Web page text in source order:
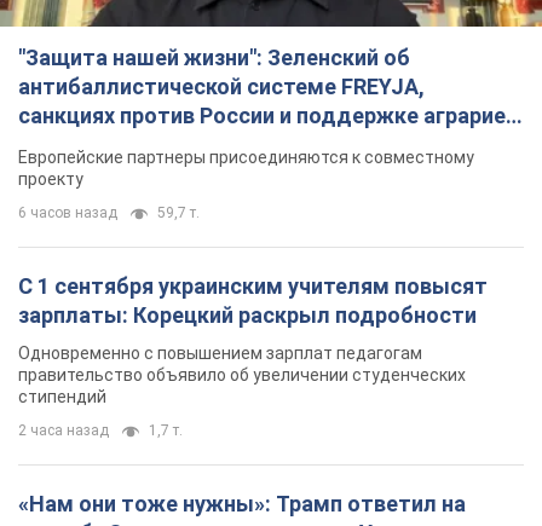
Одновременно с повышением зарплат педагогам
стипендий
2 часа назад 1,7 т.
«Нам они тоже нужны»: Трамп ответил на
просьбу Зеленского о передаче Украине ракет
для Patriot
ограничены
2 часа назад 393